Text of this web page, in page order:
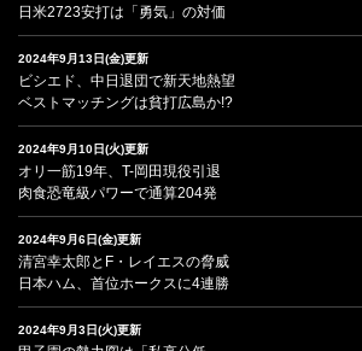
日米2723安打は「勇気」の対価
2024年9月13日(金)更新
ビシエド、中日退団で新天地熱望
ベストマッチングは貧打広島か!?
2024年9月10日(火)更新
オリ一筋19年、T-岡田現役引退
肉食恐竜級パワーで通算204発
2024年9月6日(金)更新
清宮幸太郎とF・レイエスの脅威
日本ハム、首位ホークスに4連勝
2024年9月3日(火)更新